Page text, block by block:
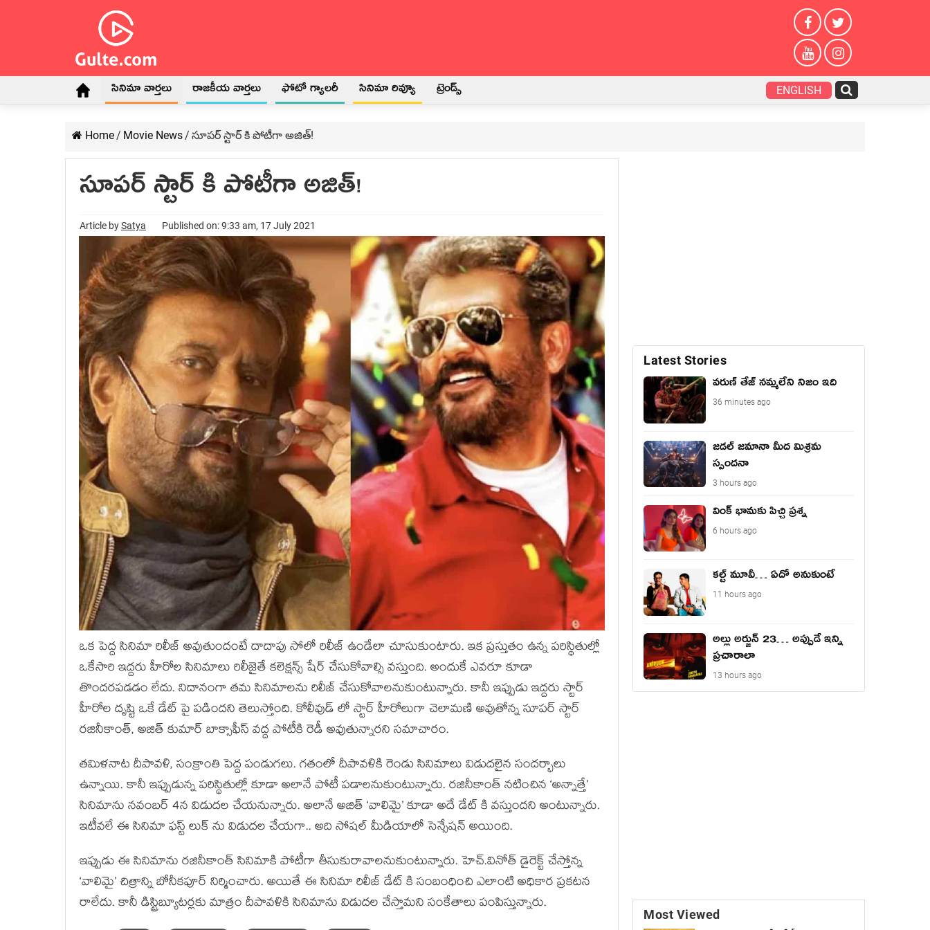
సినిమా వార్తలు రాజకీయ వార్తలు ఫోటో గ్యాలరీ సినిమా రివ్యూ ట్రెండ్స్ ENGLISH
Home/ Movie News/ సూపర్ స్టార్ కి పోటీగా అజిత్!
సూపర్ స్టార్ కి పోటీగా అజిత్!
Article bySatya Published on: 9:33 am, 17 July 2021
ఒక పెద్ద సినిమా రిలీజ్ అవుతుందంటే దాదాపు సోలో రిలీజ్ ఉండేలా చూసుకుంటారు. ఇక ప్రస్తుతం ఉన్న పరిస్థితుల్లో
ఒకేసారి ఇద్దరు హీరోల సినిమాలు రిలీజైతే కలెక్షన్స్ షేర్ చేసుకోవాల్సి వస్తుంది. అందుకే ఎవరూ కూడా
తొందరపడడం లేదు. నిదానంగా తమ సినిమాలను రిలీజ్ చేసుకోవాలనుకుంటున్నారు. కానీ ఇప్పుడు ఇద్దరు స్టార్
హీరోల దృష్టి ఒకే డేట్ పై పడిందని తెలుస్తోంది. కోలీవుడ్ లో స్టార్ హీరోలుగా చెలామణి అవుతోన్న సూపర్ స్టార్
రజినీకాంత్, అజిత్ కుమార్ బాక్సాఫీస్ వద్ద పోటీకి రెడీ అవుతున్నారని సమాచారం.
తమిళనాట దీపావళి, సంక్రాంతి పెద్ద పండుగలు. గతంలో దీపావళికి రెండు సినిమాలు విడుదలైన సందర్భాలు
ఉన్నాయి. కానీ ఇప్పుడున్న పరిస్థితుల్లో కూడా అలానే పోటీ పడాలనుకుంటున్నారు. రజినీకాంత్ నటించిన ‘అన్నాత్తే’
సినిమాను నవంబర్ 4న విడుదల చేయనున్నారు. అలానే అజిత్ ‘వాలిమై’ కూడా అదే డేట్ కి వస్తుందని అంటున్నారు.
ఇటీవలే ఈ సినిమా ఫస్ట్ లుక్ ను విడుదల చేయగా.. అది సోషల్ మీడియాలో సెన్సేషన్ అయింది.
ఇప్పుడు ఈ సినిమాను రజినీకాంత్ సినిమాకి పోటీగా తీసుకురావాలనుకుంటున్నారు. హెచ్.వినోత్ డైరెక్ట్ చేస్తోన్న
‘వాలిమై’ చిత్రాన్ని బోనీకపూర్ నిర్మించారు. అయితే ఈ సినిమా రిలీజ్ డేట్ కి సంబంధించి ఎలాంటి అధికార ప్రకటన
రాలేదు. కానీ డిస్ట్రిబ్యూటర్లకు మాత్రం దీపావళికి సినిమాను విడుదల చేస్తామని సంకేతాలు పంపిస్తున్నారు.
Latest Stories
వరుణ్ తేజ్ నమ్మలేని నిజం ఇది
36 minutes ago
జడల్ జమానా మీద మిశ్రమ
స్పందనా
3 hours ago
వింక్ భామకు పిచ్చి ప్రశ్న
6 hours ago
కల్ట్ మూవీ… ఏదో అనుకుంటే
11 hours ago
అల్లు అర్జున్ 23… అప్పుడే ఇన్ని
ప్రచారాలా
13 hours ago
Most Viewed